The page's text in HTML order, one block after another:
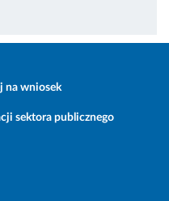
na wniosek
sektora publicznego